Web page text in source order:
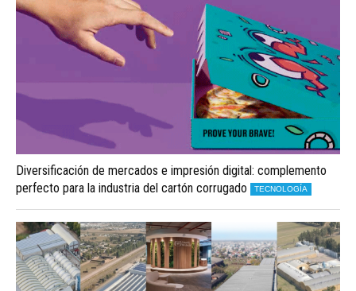
Diversificación de mercados e impresión digital: complemento
perfecto para la industria del cartón corrugado
TECNOLOGÍA